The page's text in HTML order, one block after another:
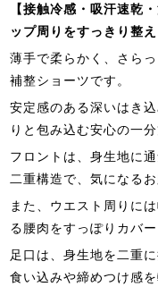
【接触冷感・吸汗速乾
ップ周りをすっきり整え
薄手で柔らかく、さら
補整ショーツです。
安定感のある深いはき
りと包み込む安心の一
フロントは、身生地に
二重構造で、気になる
また、ウエスト周りに
る腰肉をすっぽりカバ
足口は、身生地を二重
食い込みや締めつけ感